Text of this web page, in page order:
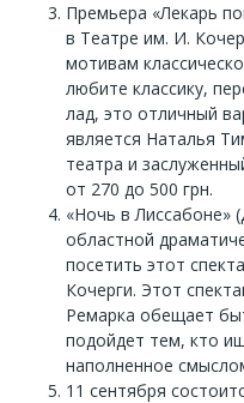
Премьера «Лекарь
в Театре им. И.
мотивам
любите классику,
лад, это отличный
является Наталья
театра и
от 270 до 500 грн.
«Ночь в Лиссабоне»
областной
посетить этот
Кочерги. Этот
Ремарка обещает
подойдет тем, кто
наполненное
11 сентября